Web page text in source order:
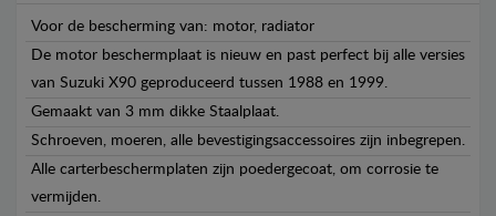
Voor de bescherming van: motor, radiator
De motor beschermplaat is nieuw en past perfect bij alle versies
van Suzuki X90 geproduceerd tussen 1988 en 1999.
Gemaakt van 3 mm dikke Staalplaat.
Schroeven, moeren, alle bevestigingsaccessoires zijn inbegrepen.
Alle carterbeschermplaten zijn poedergecoat, om corrosie te
vermijden.